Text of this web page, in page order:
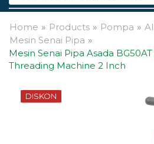
Home » Products » Pompa »
Mesin Senai Pipa »
Mesin Senai Pipa Asada
Threading Machine 2 Inch
DISKON